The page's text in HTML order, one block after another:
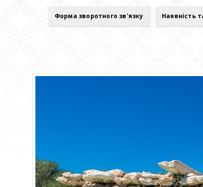
Форма зворотного зв'язку Наявність